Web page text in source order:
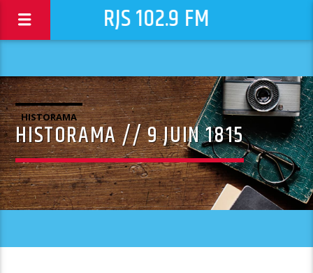
RJS 102.9 FM
HISTORAMA
HISTORAMA // 9 JUIN 1815